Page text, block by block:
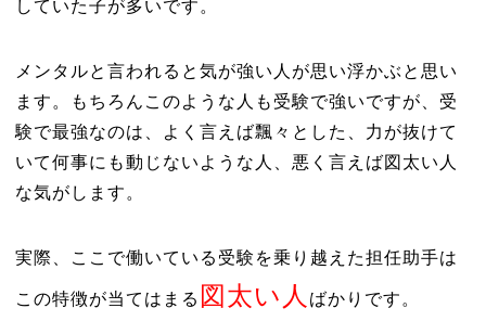
していた子が多いです。
メンタルと言われると気が強い人が思い浮かぶと思い
ます。もちろんこのような人も受験で強いですが、受
験で最強なのは、よく言えば飄々とした、力が抜けて
いて何事にも動じないような人、悪く言えば図太い人
な気がします。
実際、ここで働いている受験を乗り越えた担任助手は
この特徴が当てはまる 図太い人 ばかりです。